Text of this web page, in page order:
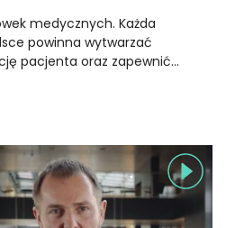
medycznych. Każda
powinna wytwarzać
pacjenta oraz zapewnić…